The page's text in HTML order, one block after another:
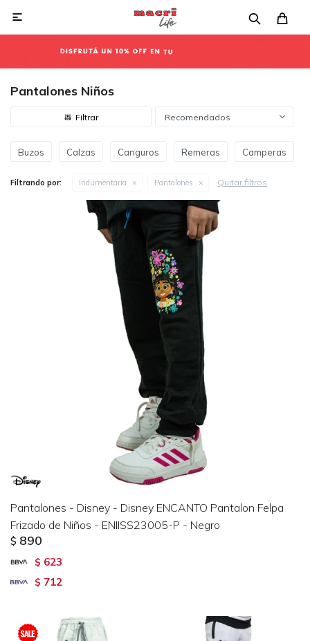

Pantalones Niños
Recomendados
Buzos Calzas Canguros Remeras Camperas
Filtrando por: Indumentaria Pantalones Quitar filtros
Pantalones - Disney - Disney ENCANTO Pantalon Felpa
Frizado de Niños - ENIISS23005-P - Negro
$ 890
$ 623
$ 712